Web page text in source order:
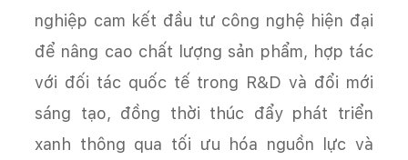
nghiệp cam kết đầu tư công nghệ hiện đại
để nâng cao chất lượng sản phẩm, hợp tác
với đối tác quốc tế trong R&D và đổi mới
sáng tạo, đồng thời thúc đẩy phát triển
xanh thông qua tối ưu hóa nguồn lực và